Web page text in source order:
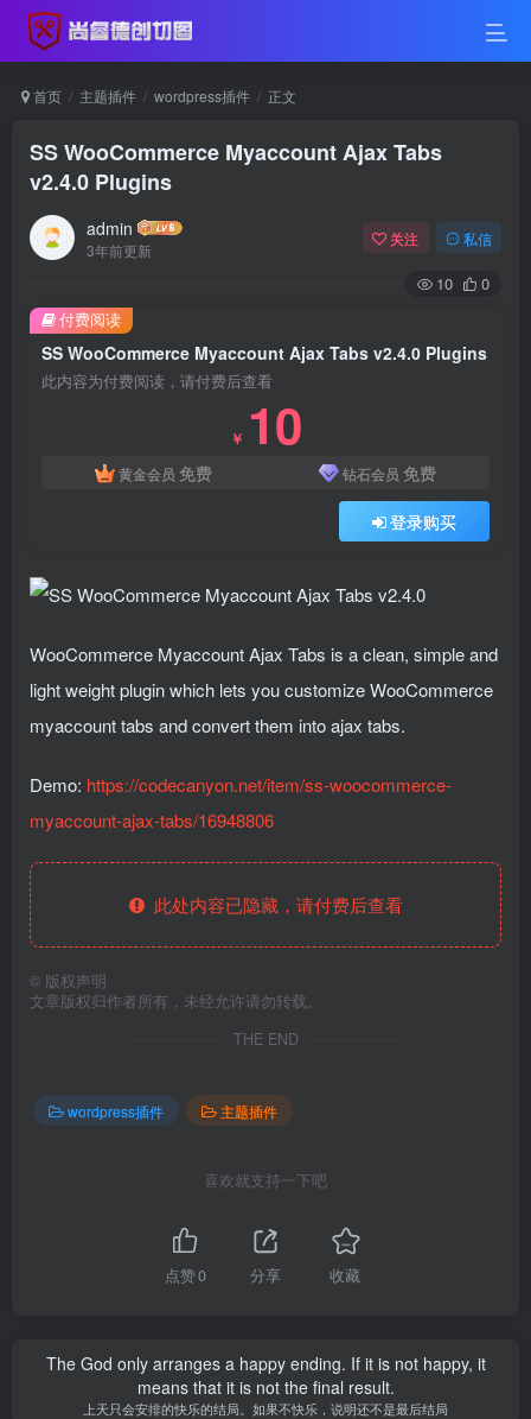
首页 主题插件 wordpress插件 正文
SS WooCommerce Myaccount Ajax Tabs
v2.4.0 Plugins
admin
3年前更新
关注 私信
10 0
SS WooCommerce Myaccount Ajax Tabs v2.4.0 Plugins
此内容为付费阅读，请付费后查看
￥ 10
黄金会员 免费 钻石会员 免费
登录购买
付费阅读
WooCommerce Myaccount Ajax Tabs is a clean, simple and
light weight plugin which lets you customize WooCommerce
myaccount tabs and convert them into ajax tabs.
Demo: https://codecanyon.net/item/ss-woocommerce-
myaccount-ajax-tabs/16948806
此处内容已隐藏，请付费后查看
© 版权声明
文章版权归作者所有，未经允许请勿转载。
THE END
wordpress插件 主题插件
喜欢就支持一下吧
点赞0 分享 收藏
The God only arranges a happy ending. If it is not happy, it
means that it is not the final result.
上天只会安排的快乐的结局。如果不快乐，说明还不是最后结局